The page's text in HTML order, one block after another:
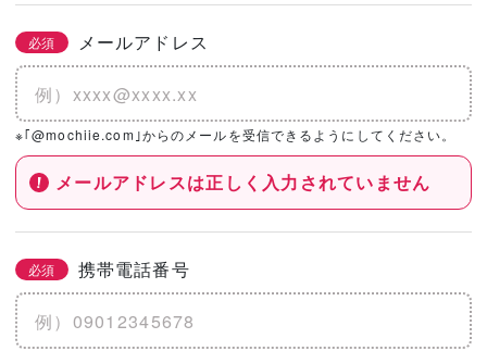
必須 メールアドレス
※｢@mochiie.com｣からのメールを受信できるようにしてください。
メールアドレスは正しく入力されていません
必須 携帯電話番号